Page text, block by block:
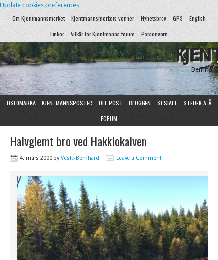
Update cookies preferences
Om Kjentmannsmerket Kjentmannsmerkets venner Nyhetsbrev GPS
English
Linker
Vilkår for Kjentmenns forum Personvern
OSLOMARKA KJENTMANNSPOSTER OFF-POST BLOGGEN SOSIALT
STEDER A-Å
FORUM
Halvglemt bro ved Hakklokalven
4. mars 2000 byVesle-Bernhard Leave a Comment